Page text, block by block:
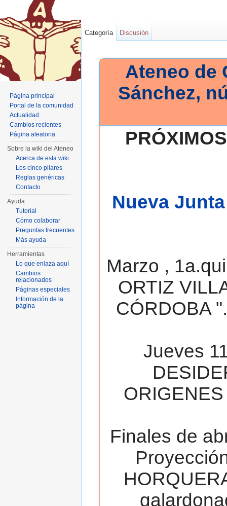
Ateneo de
Sánchez,
Nueva
Marzo ,
ORTIZ
CÓRDOBA
Jueves
Finales de
Categoría Discusión
Página principal
Portal de la comunidad
Actualidad
Cambios recientes
Página aleatoria
Sobre la wiki del Ateneo
Acerca de esta wiki
Los cinco pilares
Reglas genéricas
Contacto
Ayuda
Tutorial
Cómo colaborar
Preguntas frecuentes
Más ayuda
Herramientas
Lo que enlaza aquí
Cambios
relacionados
Páginas especiales
Información de la
página